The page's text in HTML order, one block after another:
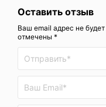
Оставить отзыв
Ваш email адрес не
отмечены *